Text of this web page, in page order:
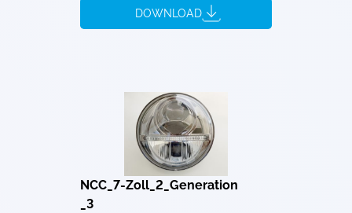
DOWNLOAD
NCC_7-Zoll_2_Generation
_3